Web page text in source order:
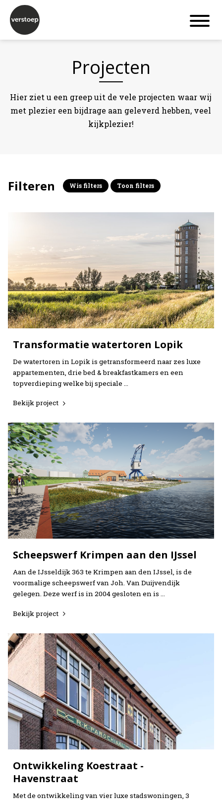
Home
Projecten
Projecten
Hier ziet u een greep uit de vele projecten waar wij
met plezier een bijdrage aan geleverd hebben, veel
kijkplezier!
Filteren Wis filters Toon filters
Transformatie watertoren Lopik
De watertoren in Lopik is getransformeerd naar zes luxe
appartementen, drie bed & breakfastkamers en een
topverdieping welke bij speciale …
Bekijk project
Scheepswerf Krimpen aan den IJssel
Aan de IJsseldijk 363 te Krimpen aan den IJssel, is de
voormalige scheepswerf van Joh. Van Duijvendijk
gelegen. Deze werf is in 2004 gesloten en is …
Bekijk project
Ontwikkeling Koestraat -
Havenstraat
Met de ontwikkeling van vier luxe stadswoningen, 3